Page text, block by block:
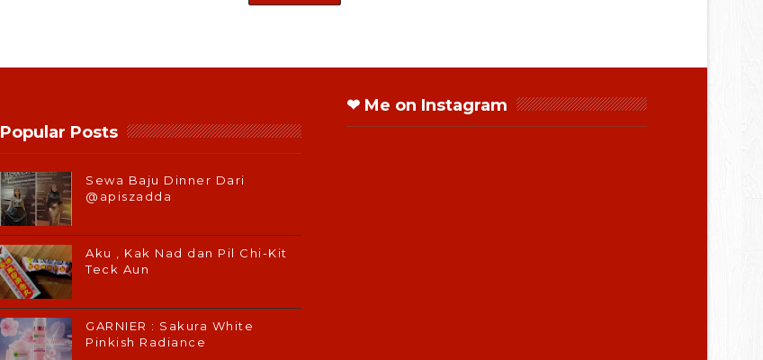
Popular Posts
Sewa Baju Dinner Dari
@apiszadda
Aku , Kak Nad dan Pil Chi-Kit
Teck Aun
GARNIER : Sakura White
Pinkish Radiance
❤ Me on Instagram